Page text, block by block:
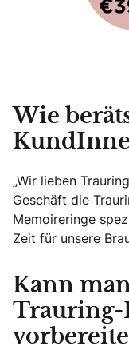
Wie
„Wir lieben
Geschäft die
Memoireringe
Zeit für unsere
Kann
Trauring-